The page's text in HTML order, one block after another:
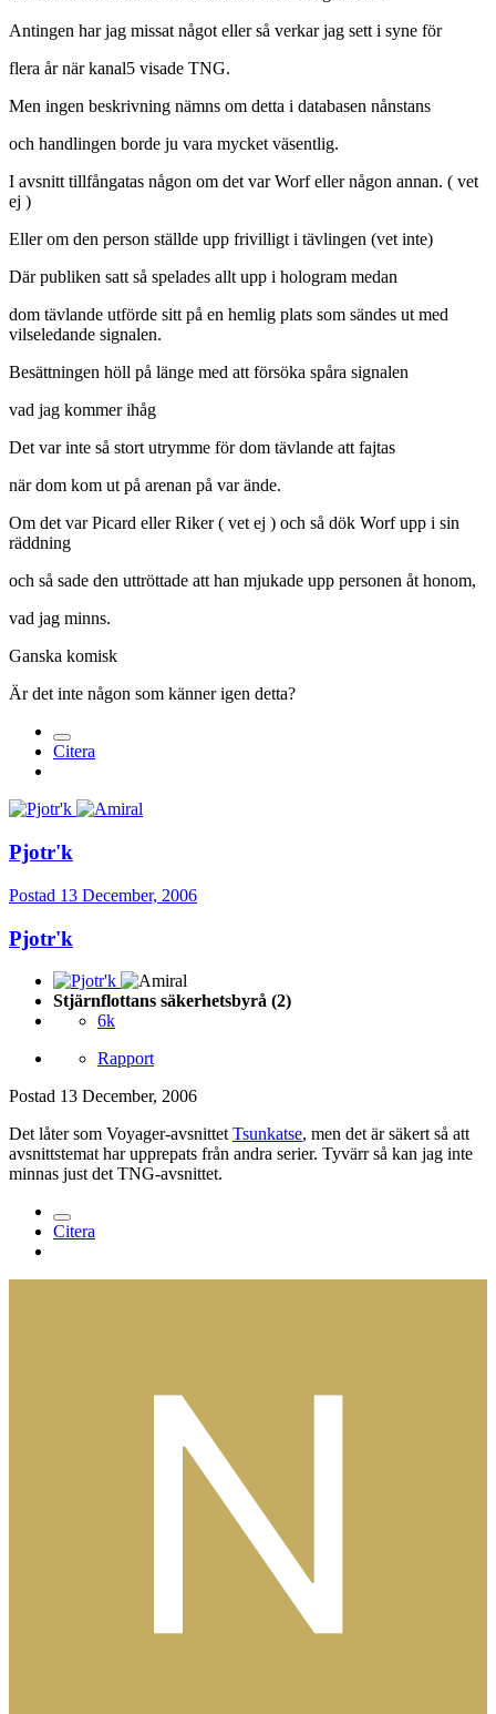
Antingen har jag missat något eller så verkar jag sett i syne för
flera år när kanal5 visade TNG.
Men ingen beskrivning nämns om detta i databasen nånstans
och handlingen borde ju vara mycket väsentlig.
I avsnitt tillfångatas någon om det var Worf eller någon annan. ( vet
ej )
Eller om den person ställde upp frivilligt i tävlingen (vet inte)
Där publiken satt så spelades allt upp i hologram medan
dom tävlande utförde sitt på en hemlig plats som sändes ut med
vilseledande signalen.
Besättningen höll på länge med att försöka spåra signalen
vad jag kommer ihåg
Det var inte så stort utrymme för dom tävlande att fajtas
när dom kom ut på arenan på var ände.
Om det var Picard eller Riker ( vet ej ) och så dök Worf upp i sin
räddning
och så sade den uttröttade att han mjukade upp personen åt honom,
vad jag minns.
Ganska komisk
Är det inte någon som känner igen detta?
Citera
Pjotr'k
Postad 13 December, 2006
Pjotr'k
Stjärnflottans säkerhetsbyrå (2)
6k
Rapport
Postad 13 December, 2006
Det låter som Voyager-avsnittet Tsunkatse, men det är säkert så att
avsnittstemat har upprepats från andra serier. Tyvärr så kan jag inte
minnas just det TNG-avsnittet.
Citera